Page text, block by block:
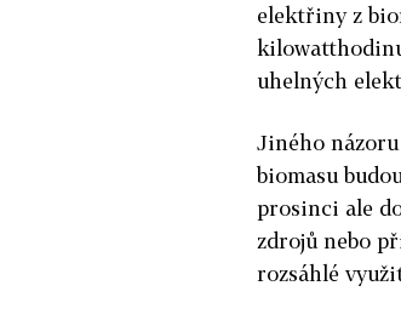
elektřiny z
uhelných
Jiného
biomasu
prosinci ale
zdrojů nebo
rozsáhlé